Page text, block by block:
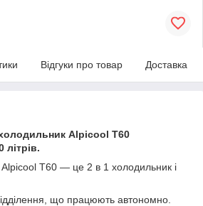
Відгуки про товар Доставка
Alpicool T60
T60 — це 2 в 1 холодильник і
що працюють автономно.